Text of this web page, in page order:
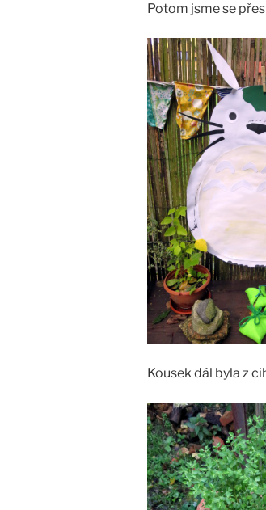
Potom jsme se
Kousek dál byla z